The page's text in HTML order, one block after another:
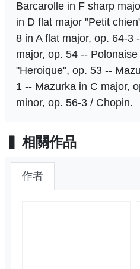
Barcarolle in F sharp
in D flat major "Petit
8 in A flat major, op. 64-3
major, op. 54 --
"Heroique", op. 53 --
1 -- Mazurka in C major,
minor, op. 56-3 / Chopin.
相關作品
作者